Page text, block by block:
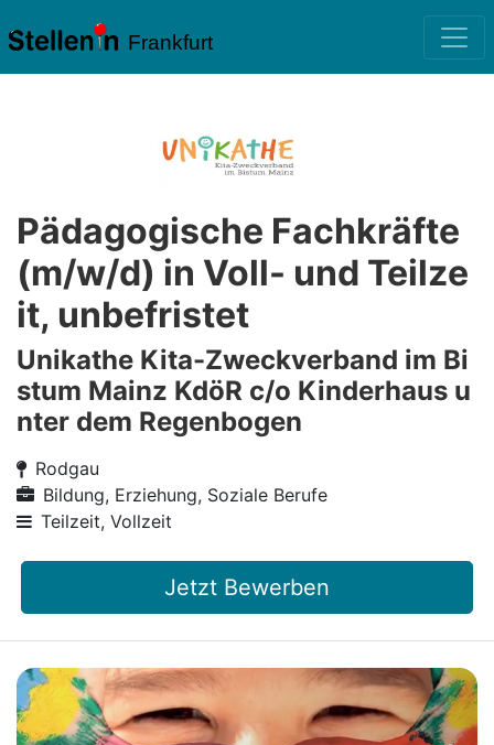
Frankfurt
Pädagogische Fachkräfte
(m/w/d) in Voll- und Teilze
it, unbefristet
Unikathe Kita-Zweckverband im Bi
stum Mainz KdöR c/o Kinderhaus u
nter dem Regenbogen
Rodgau
Bildung, Erziehung, Soziale Berufe
Teilzeit, Vollzeit
Jetzt Bewerben